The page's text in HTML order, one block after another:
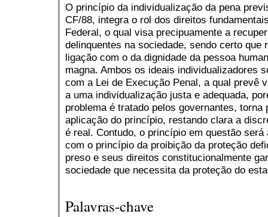
O princípio da individualização da pena
CF/88, integra o rol dos direitos
Federal, o qual visa precipuamente a
delinquentes na sociedade, sendo certo
ligação com o da dignidade da pessoa
magna. Ambos os ideais individualizadores
com a Lei de Execução Penal, a qual prevê
a uma individualização justa e adequada,
problema é tratado pelos governantes,
aplicação do princípio, restando clara a
é real. Contudo, o princípio em questão
com o princípio da proibição da proteção
preso e seus direitos constitucionalmente
sociedade que necessita da proteção do
Palavras-chave